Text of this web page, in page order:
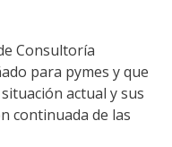
Consultoría
para pymes y que
actual y sus
continuada de las